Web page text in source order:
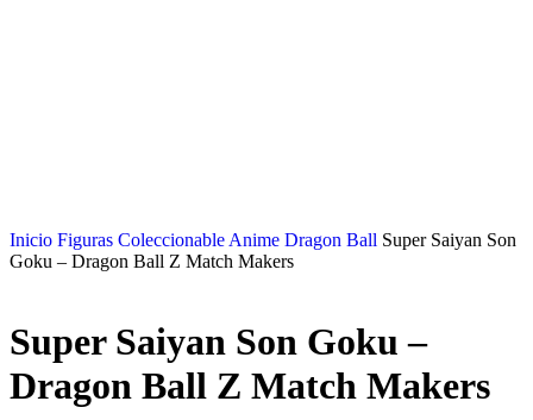
Inicio Figuras Coleccionable Anime Dragon Ball Super Saiyan Son
Goku – Dragon Ball Z Match Makers
Super Saiyan Son Goku –
Dragon Ball Z Match Makers